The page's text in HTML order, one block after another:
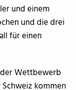
und einem
und die drei
für einen
Wettbewerb
kommen